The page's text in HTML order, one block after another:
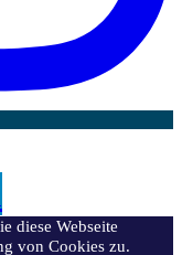
diese Webseite
von Cookies zu.